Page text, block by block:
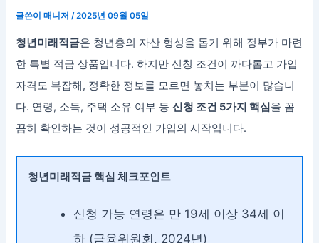
글쓴이매니저/2025년 09월 05일
청년미래적금은 청년층의 자산 형성을 돕기 위해 정부가 마련
한 특별 적금 상품입니다. 하지만 신청 조건이 까다롭고 가입
자격도 복잡해, 정확한 정보를 모르면 놓치는 부분이 많습니
다. 연령, 소득, 주택 소유 여부 등신청 조건 5가지 핵심을 꼼
꼼히 확인하는 것이 성공적인 가입의 시작입니다.
청년미래적금 핵심 체크포인트
신청 가능 연령은 만 19세 이상 34세 이
하 (금융위원회, 2024년)